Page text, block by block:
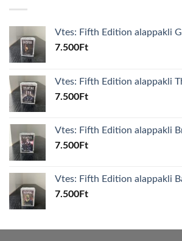
Vtes: Fifth Edition alappakli
7.500Ft
Vtes: Fifth Edition alappakli
7.500Ft
Vtes: Fifth Edition alappakli
7.500Ft
Vtes: Fifth Edition alappakli
7.500Ft